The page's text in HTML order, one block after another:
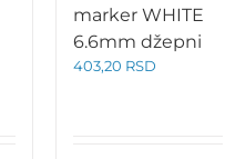
marker WHITE
6.6mm džepni
403,20 RSD